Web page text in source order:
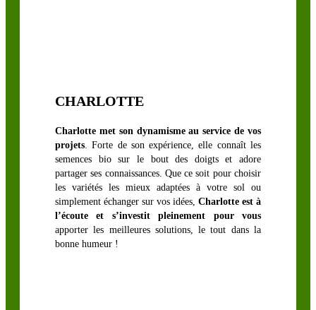
Trèfle blanc
d’Alexandrie
Trèfle hybride
Trèfle
incarnat
Trèfle lotier
Trèfle perse
CHARLOTTE
Charlotte met son dynamisme au service de vos
projets. Forte de son expérience, elle connaît les
semences bio sur le bout des doigts et adore
partager ses connaissances. Que ce soit pour choisir
les variétés les mieux adaptées à votre sol ou
simplement échanger sur vos idées, Charlotte est à
l’écoute et s’investit pleinement pour vous
apporter les meilleures solutions, le tout dans la
bonne humeur !